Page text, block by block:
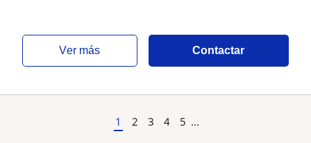
ver más Contactar
1 2 3 4 5 ...